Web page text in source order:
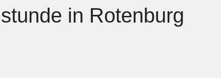
in Rotenburg